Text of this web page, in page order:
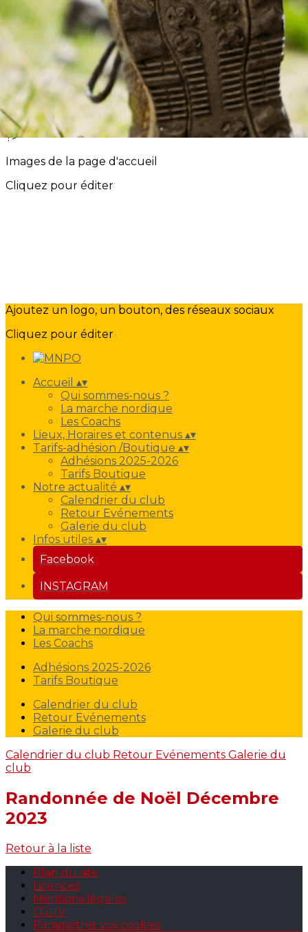
Menu
>
Calendrier du club
Retour Evénements
Galerie du club
?>
Images de la page d'accueil
Cliquez pour éditer
Ajoutez un logo, un bouton, des réseaux sociaux
Cliquez pour éditer
Accueil ▴▾
Qui sommes-nous ?
La marche nordique
Les Coachs
Lieux, Horaires et contenus ▴▾
Tarifs-adhésion /Boutique ▴▾
Adhésions 2025-2026
Tarifs Boutique
Notre actualité ▴▾
Calendrier du club
Retour Evénements
Galerie du club
Infos utiles ▴▾
Facebook
INSTAGRAM
Qui sommes-nous ?
La marche nordique
Les Coachs
Adhésions 2025-2026
Tarifs Boutique
Calendrier du club
Retour Evénements
Galerie du club
Calendrier du club Retour Evénements Galerie du
club
Randonnée de Noël Décembre
2023
Retour à la liste
Plan du site
Licences
Mentions légales
CGUV
Paramétrer vos cookies